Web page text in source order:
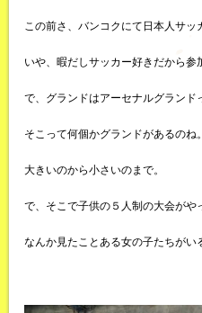
この前さ、バンコクにて日本人サ
いや、暇だしサッカー好きだから参
で、グランドはアーセナルグランド
そこって何個かグランドがあるのね
大きいのから小さいのまで。
で、そこで子供の５人制の大会がや
なんか見たことある女の子たちがい